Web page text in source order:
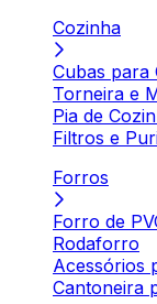
Cozinha
Cubas para
Torneira e
Pia de
Filtros e
Forros
Forro de
Rodaforro
Acessórios
Cantoneira